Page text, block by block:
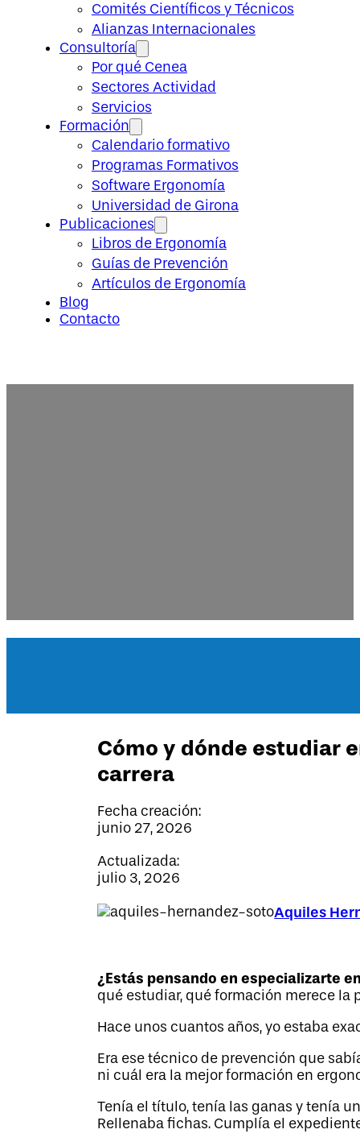
Comités Científicos y Técnicos
Alianzas Internacionales
Consultoría
Por qué Cenea
Sectores Actividad
Servicios
Formación
Calendario formativo
Programas Formativos
Software Ergonomía
Universidad de Girona
Publicaciones
Libros de Ergonomía
Guías de Prevención
Artículos de Ergonomía
Blog
Contacto
Cómo y dónde estudiar
carrera
Fecha creación:
junio 27, 2026
Actualizada:
julio 3, 2026
Aquiles
¿Estás pensando en especializarte
qué estudiar, qué formación merece la
Hace unos cuantos años, yo estaba
Era ese técnico de prevención que
ni cuál era la mejor formación en
Tenía el título, tenía las ganas y tenía
Rellenaba fichas. Cumplía el